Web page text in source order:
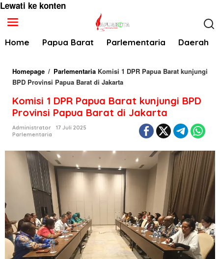
Lewati ke konten
Home Papua Barat Parlementaria Daerah
Homepage / Parlementaria Komisi 1 DPR Papua Barat kunjungi
BPD Provinsi Papua Barat di Jakarta
Komisi 1 DPR Papua Barat kunjungi BPD
Provinsi Papua Barat di Jakarta
Administrator
17 Juli 2025
Parlementaria